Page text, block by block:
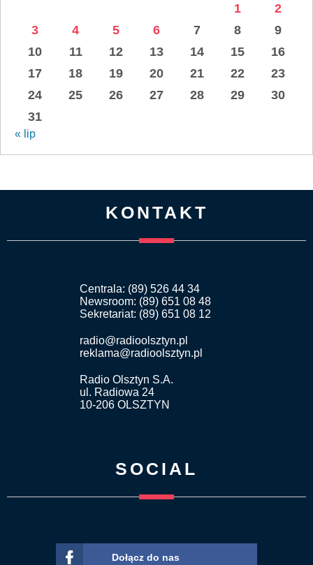
1
2
3
4 5 6 7 8
9
10
11 12 13 14 15
16
17
18 19 20 21 22
23
24
25 26 27 28 29
30
31
« lip
KONTAKT
Centrala: (89) 526 44 34
Newsroom: (89) 651 08 48
Sekretariat: (89) 651 08 12
radio@radioolsztyn.pl
reklama@radioolsztyn.pl
Radio Olsztyn S.A.
ul. Radiowa 24
10-206 OLSZTYN
SOCIAL
Dołącz do nas